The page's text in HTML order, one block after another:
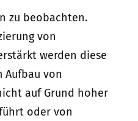
zu beobachten.
von
werden diese
Aufbau von
auf Grund hoher
oder von